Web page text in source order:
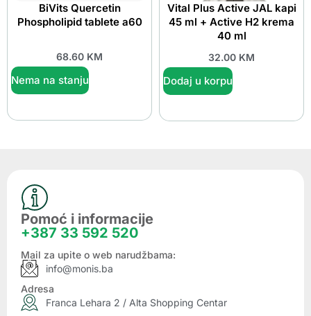
BiVits Quercetin
Phospholipid tablete a60
68.60 KM
Nema na stanju
Vital Plus Active JAL kapi
45 ml + Active H2 krema
40 ml
32.00 KM
Dodaj u korpu
Pomoć i informacije
+387 33 592 520
Mail za upite o web narudžbama:
info@monis.ba
Adresa
Franca Lehara 2 / Alta Shopping Centar